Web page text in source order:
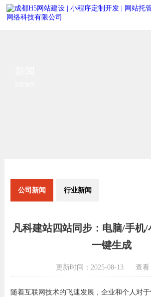
公司新闻 行业新闻
凡科建站四站同步：电脑/手机
一键生成
更新时间：2025-08-13 查看
随着互联网技术的飞速发展，企业和个人对